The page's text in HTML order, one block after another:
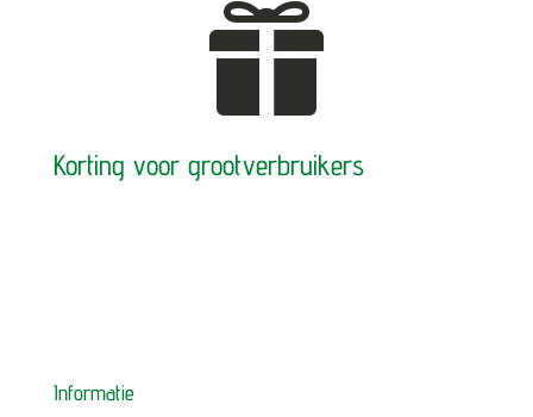

Korting voor grootverbruikers
Informatie